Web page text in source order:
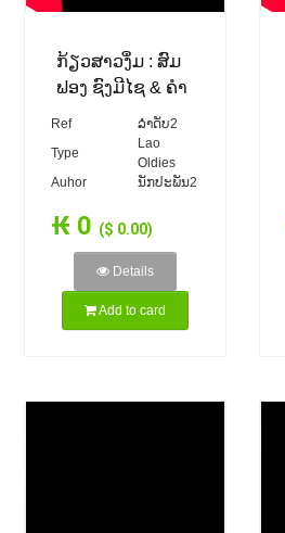
ກ້ຽວສາວງຶ່ມ : ສົມ
ຟອງ ຊົງມີໄຊ & ຄຳ
ເຕີມ ຊານຸບານ
(VO) ເພັງລາວ ເພງ
ລາວ เพลงลาว lao
tuto
Ref
ລຳດັບ2
Type
Lao
Oldies
Auhor
ນັກປະພັນ2
₭ 0 ($ 0.00)
Details
Add to card